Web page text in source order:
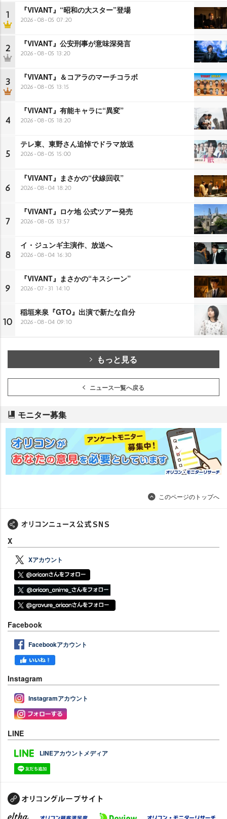
1 『VIVANT』“昭和の大スター”登場
2026-08-05 07:20
2 『VIVANT』公安刑事が意味深発言
2026-08-05 13:20
3 『VIVANT』＆コアラのマーチコラボ
2026-08-05 13:15
4
『VIVANT』有能キャラに“異変”
2026-08-05 18:20
5
テレ東、東野さん追悼でドラマ放送
2026-08-05 15:00
6
『VIVANT』まさかの“伏線回収”
2026-08-04 18:20
7
『VIVANT』ロケ地 公式ツアー発売
2026-08-05 13:57
8
イ・ジュンギ主演作、放送へ
2026-08-04 16:30
9
『VIVANT』まさかの“キスシーン”
2026-07-31 14:10
10
稲垣来泉『GTO』出演で新たな自分
2026-08-04 09:10
もっと見る
ニュース一覧へ戻る
モニター募集
このページのトップへ
X
Xアカウント
Facebook
Facebookアカウント
Instagram
Instagramアカウント
LINE
LINEアカウントメディア